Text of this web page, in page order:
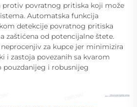
protiv povratnog pritiska koji može
Automatska funkcija
detekcije povratnog pritiska
zaštićena od potencijalne štete.
za kupce jer minimizira
i zastoja povezanih sa kvarom
pouzdanijeg i robusnijeg